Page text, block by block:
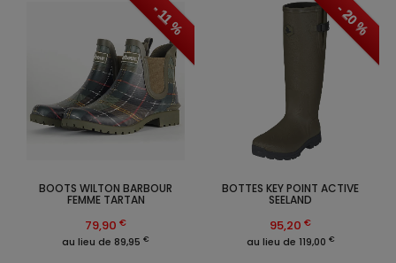
- 20 %
BOTTES KEY POINT ACTIVE
SEELAND
95,20 €
au lieu de 119,00 €
- 11 %
BOOTS WILTON BARBOUR
FEMME TARTAN
79,90 €
au lieu de 89,95 €